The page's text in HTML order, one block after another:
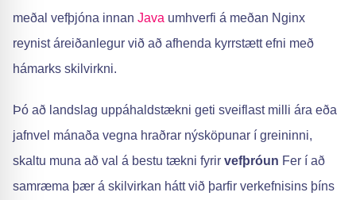
meðal vefþjóna innan Java umhverfi á meðan Nginx
reynist áreiðanlegur við að afhenda kyrrstætt efni með
hámarks skilvirkni.
Þó að landslag uppáhaldstækni geti sveiflast milli ára eða
jafnvel mánaða vegna hraðrar nýsköpunar í greininni,
skaltu muna að val á bestu tækni fyrir vefþróun Fer í að
samræma þær á skilvirkan hátt við þarfir verkefnisins þíns